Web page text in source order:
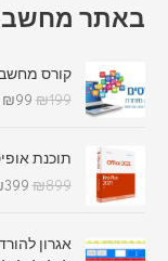
באתר
קורס
₪199
₪99
תוכנת
₪899
399
אגרון